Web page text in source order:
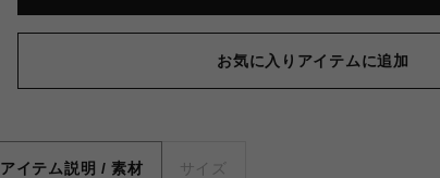
シルケットプルオーバー2 ホワイト Free
お気に入りアイテムに追加
アイテム説明 / 素材 サイズ